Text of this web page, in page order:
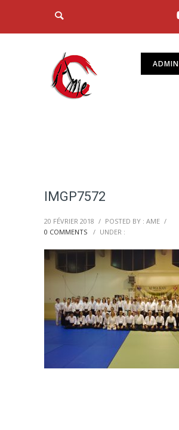
ADMIN
IMGP7572
20 FÉVRIER 2018 / POSTED BY : AME /
0 COMMENTS
/ UNDER :